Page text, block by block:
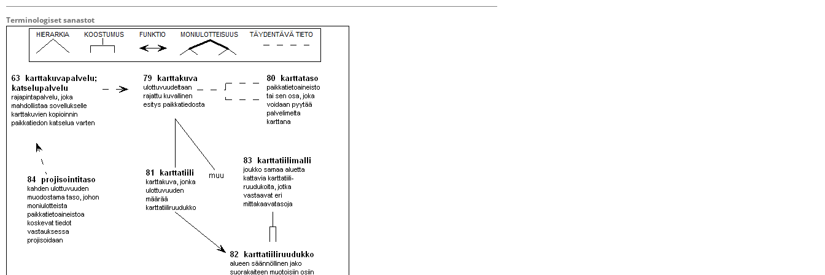
Terminologiset sanastot